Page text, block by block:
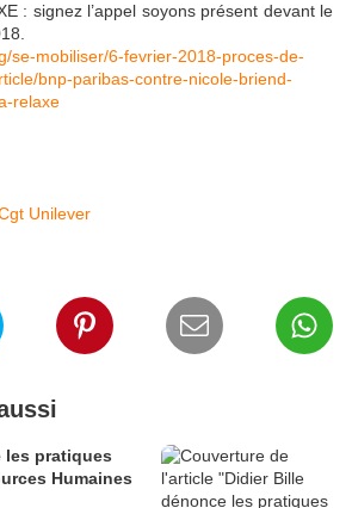
: signez l’appel soyons présent devant le
se-mobiliser/6-fevrier-2018-proces-de-
bnp-paribas-contre-nicole-briend-
relaxe
Unilever
les pratiques
Humaines